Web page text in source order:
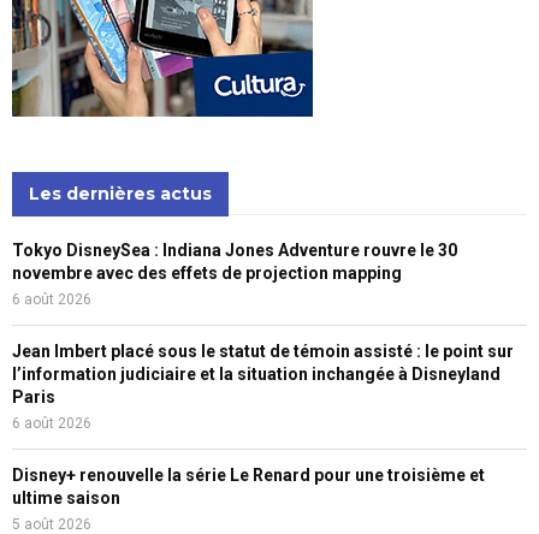
Les dernières actus
Tokyo DisneySea : Indiana Jones Adventure rouvre le 30
novembre avec des effets de projection mapping
6 août 2026
Jean Imbert placé sous le statut de témoin assisté : le point sur
l’information judiciaire et la situation inchangée à Disneyland
Paris
6 août 2026
Disney+ renouvelle la série Le Renard pour une troisième et
ultime saison
5 août 2026